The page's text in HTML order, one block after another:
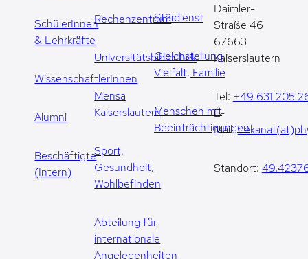
SchülerInnen
& Lehrkräfte
WissenschaftlerInnen
Alumni
Beschäftigte
(Intern)
Rechenzentrum
Universitätsbibliothek
Mensa
Kaiserslautern
Sport,
Gesundheit,
Wohlbefinden
Abteilung für
internationale
Angelegenheiten
Stördienst
Gleichstellung,
Vielfalt, Familie
Menschen mit
Beeinträchtigungen
Daimler-
Straße 46
67663
Kaiserslautern
Tel: +49 631 205
E-
Mail:
Standort: